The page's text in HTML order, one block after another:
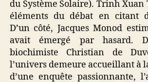
du Système Solaire). Trinh Xuan
éléments du débat en citant
D’un côté, Jacques Monod
avait émergé par hasard.
biochimiste Christian de
l’univers demeure accueillant à
d’une enquête passionnante,